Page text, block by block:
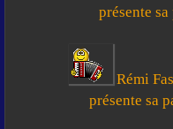
présente
Rémi
présente sa